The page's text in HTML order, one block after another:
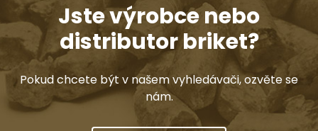
Jste výrobce nebo
distributor briket?
Pokud chcete být v našem vyhledávači, ozvěte se
nám.